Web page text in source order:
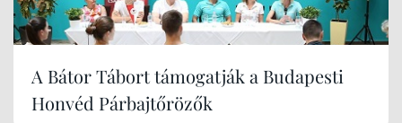
A Bátor Tábort támogatják a Budapesti
Honvéd Párbajtőrözők